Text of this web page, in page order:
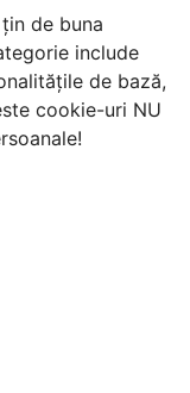
de buna
include
de bază,
cookie-uri NU